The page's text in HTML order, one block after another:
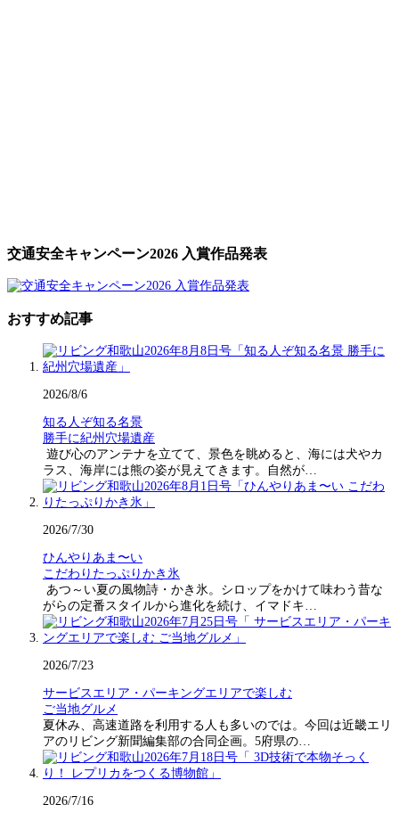
交通安全キャンペーン2026 入賞作品発表
おすすめ記事
2026/8/6
知る人ぞ知る名景
勝手に紀州穴場遺産
遊び心のアンテナを立てて、景色を眺めると、海には犬やカ
ラス、海岸には熊の姿が見えてきます。自然が…
2026/7/30
ひんやりあま〜い
こだわりたっぷりかき氷
あつ～い夏の風物詩・かき氷。シロップをかけて味わう昔な
がらの定番スタイルから進化を続け、イマドキ…
2026/7/23
サービスエリア・パーキングエリアで楽しむ
ご当地グルメ
夏休み、高速道路を利用する人も多いのでは。今回は近畿エリ
アのリビング新聞編集部の合同企画。5府県の…
2026/7/16